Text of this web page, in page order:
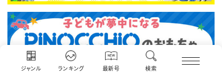
ジャンル ランキング 最新号 検索